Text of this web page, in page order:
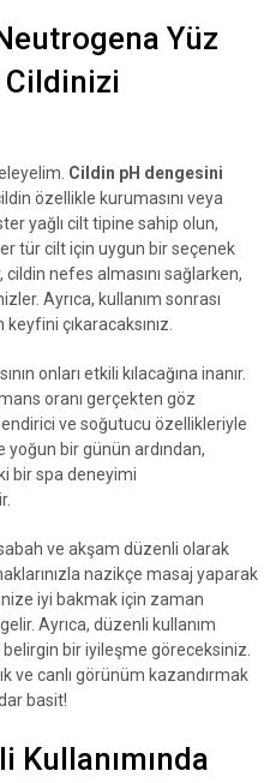
Yüz
Cildin pH dengesini
özellikle kurumasını veya
yağlı cilt tipine sahip olun,
tür cilt için uygun bir seçenek
nefes almasını sağlarken,
Ayrıca, kullanım sonrası
çıkaracaksınız.
onları etkili kılacağına inanır.
oranı gerçekten göz
ve soğutucu özellikleriyle
yoğun bir günün ardından,
bir spa deneyimi
ve akşam düzenli olarak
nazikçe masaj yaparak
iyi bakmak için zaman
Ayrıca, düzenli kullanım
bir iyileşme göreceksiniz.
ve canlı görünüm kazandırmak
basit!
Kullanımında